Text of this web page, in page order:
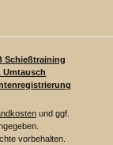
Schießtraining
Umtausch
und ggf.
vorbehalten.